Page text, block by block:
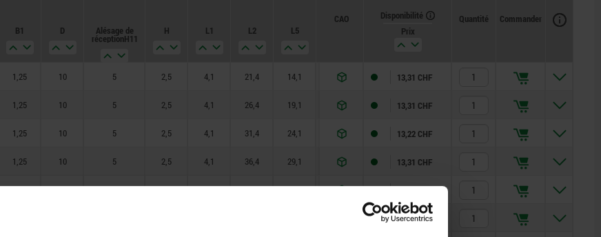
B1 D Alésage de
réception H11
H L1 L2 L5
CAO
Disponibilité
Prix
Quantité Commander
1,25 10 5 2,5 4,1 21,4 14,1 60 13,31 CHF
1,25 10 5 2,5 4,1 26,4 19,1 60 13,31 CHF
1,25 10 5 2,5 4,1 31,4 24,1 60 13,22 CHF
1,25 10 5 2,5 4,1 36,4 29,1 60 13,31 CHF
1,25 10 5 2,5 4,1 41,4 34,1 60 13,52 CHF
13,52 CHF